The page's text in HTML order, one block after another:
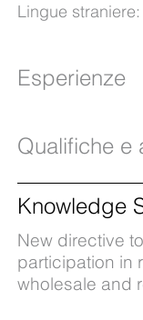
Lingue
Esperienze
Qualifiche e
Knowledge
New directive
participation in
wholesale and